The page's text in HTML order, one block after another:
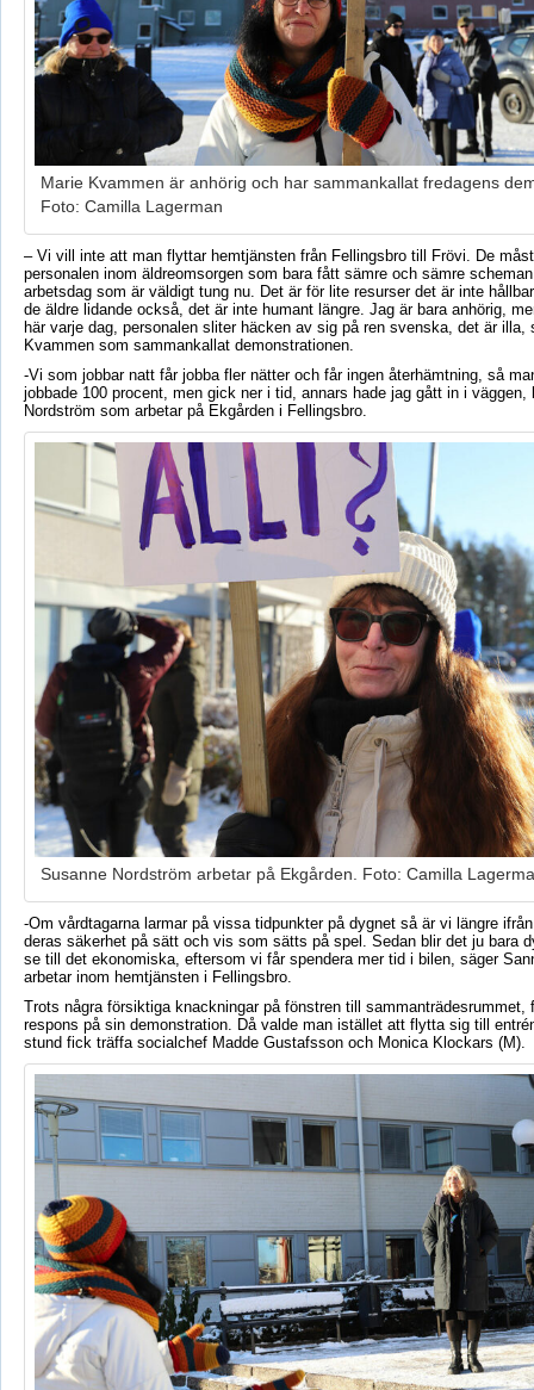
Marie Kvammen är anhörig och har sammankallat fredagens
Foto: Camilla Lagerman
– Vi vill inte att man flyttar hemtjänsten från Fellingsbro till Frövi. De
personalen inom äldreomsorgen som bara fått sämre och sämre
arbetsdag som är väldigt tung nu. Det är för lite resurser det är inte
de äldre lidande också, det är inte humant längre. Jag är bara anhörig,
här varje dag, personalen sliter häcken av sig på ren svenska, det är illa,
Kvammensom sammankallat demonstrationen.
-Vi som jobbar natt får jobba fler nätter och får ingen återhämtning, så
jobbade 100 procent, men gick ner i tid, annars hade jag gått in i väggen,
Nordström som arbetar på Ekgårdeni Fellingsbro.
Susanne Nordström arbetar på Ekgården. Foto: Camilla
-Om vårdtagarna larmar på vissa tidpunkter på dygnet så är vi längre
deras säkerhet på sätt och vis som sätts på spel. Sedan blir det ju bara
se till det ekonomiska, eftersom vi får spendera mer tid i bilen, säger
arbetar inom hemtjänsten i Fellingsbro.
Trots några försiktiga knackningar på fönstren till sammanträdesrummet,
respons på sin demonstration. Då valde man istället att flytta sig till
stund fick träffa socialchef Madde Gustafsson och Monica Klockars (M).